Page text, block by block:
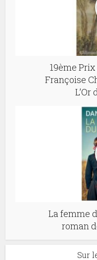
19ème
Françoise
L’Or
La femme
roman
Sur